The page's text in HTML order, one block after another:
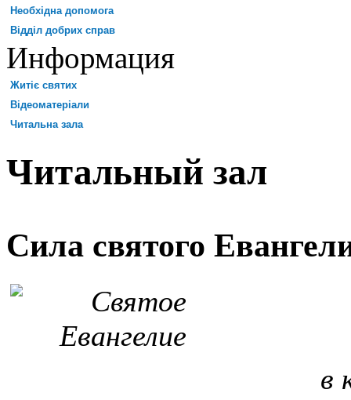
Необхідна допомога
Відділ добрих справ
Информация
Житіє святих
Відеоматеріали
Читальна зала
Читальный зал
Сила святого
в